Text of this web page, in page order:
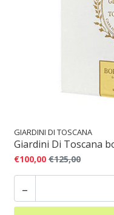
GIARDINI DI TOSCANA
Giardini Di Toscana
€100,00 €125,00
-